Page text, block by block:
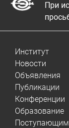
При
Институт
Новости
Объявления
Публикации
Конференции
Образование
Поступающим